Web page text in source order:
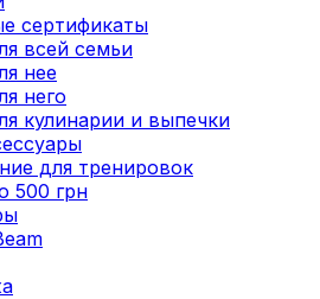
сертификаты
всей семьи
нее
него
кулинарии и выпечки
для тренировок
500 грн